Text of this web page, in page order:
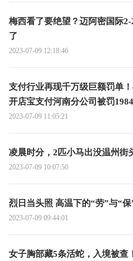
梅西看了要绝望？迈阿密国际
了
2023-07-09 12:18:46
支付行业再现千万级巨额罚单
开店宝支付河南分公司被罚
2023-07-09 11:05:21
凌晨时分，2匹小马出没温州街
2023-07-09 10:07:50
烈日当头照 高温下的“劳”与“保
2023-07-09 09:44:01
女子胸部藏5条活蛇，入境被查！